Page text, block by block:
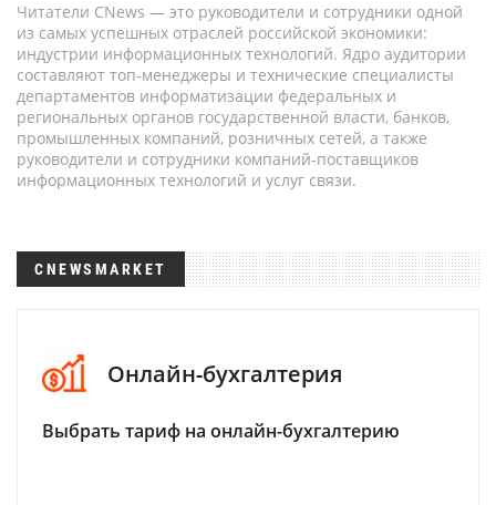
Читатели CNews — это руководители и сотрудники одной
из самых успешных отраслей российской экономики:
индустрии информационных технологий. Ядро аудитории
составляют топ-менеджеры и технические специалисты
департаментов информатизации федеральных и
региональных органов государственной власти, банков,
промышленных компаний, розничных сетей, а также
руководители и сотрудники компаний-поставщиков
информационных технологий и услуг связи.
CNEWSMARKET
Онлайн-бухгалтерия
Выбрать тариф на онлайн-бухгалтерию